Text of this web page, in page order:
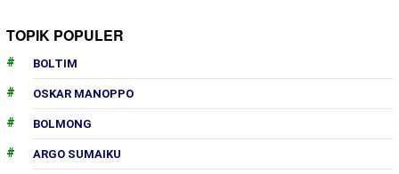
TOPIK POPULER
BOLTIM
OSKAR MANOPPO
BOLMONG
ARGO SUMAIKU